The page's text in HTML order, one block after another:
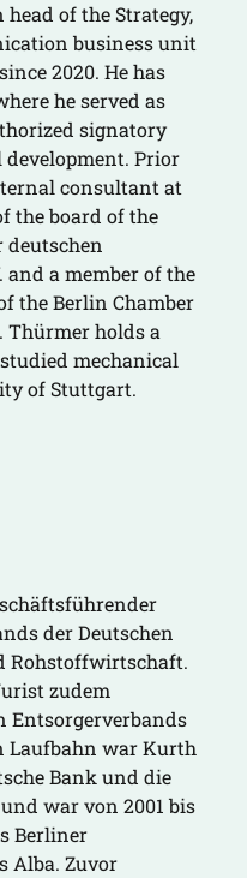
of the Strategy,
business unit
2020. He has
he served as
signatory
Prior
consultant at
the board of the
deutschen
a member of the
the Berlin Chamber
Thürmer holds a
mechanical
of Stuttgart.
der Deutschen
Rohstoffwirtschaft.
zudem
Entsorgerverbands
Laufbahn war Kurth
Bank und die
war von 2001 bis
Berliner
Alba. Zuvor